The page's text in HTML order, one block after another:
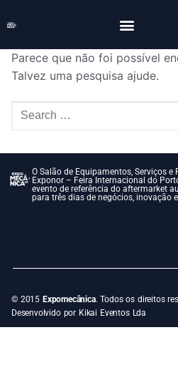
Parece que não foi possível
Talvez uma pesquisa ajude.
O Salão de Equipamentos, Serviços
Exponor – Feira Internacional do
evento de referência do aftermarket
para três dias de negócios, inovação
© 2015 Expomecânica. Todos os direitos
Desenvolvido por Kikai Eventos Lda